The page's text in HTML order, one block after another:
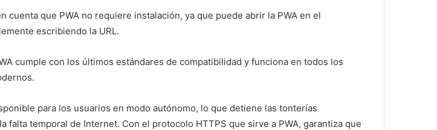
cuenta que PWA no requiere instalación, ya que puede abrir la PWA en el
escribiendo la URL.
cumple con los últimos estándares de compatibilidad y funciona en todos los
para los usuarios en modo autónomo, lo que detiene las tonterías
falta temporal de Internet. Con el protocolo HTTPS que sirve a PWA, garantiza que